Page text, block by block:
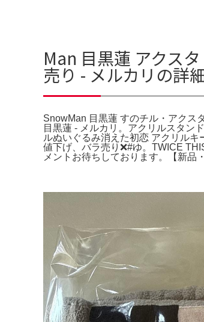
Man 目黒蓮 アクス
売り - メルカリの詳
SnowMan 目黒蓮 すのチル・アクス
目黒蓮 - メルカリ。アクリルスタン
ルぬいぐるみ消えた初恋 アクリル
値下げ、バラ売り❌#ゆ。TWICE
メントお待ちしております。【新品